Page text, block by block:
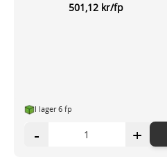
501,12 kr/fp
I lager 6 fp
- +